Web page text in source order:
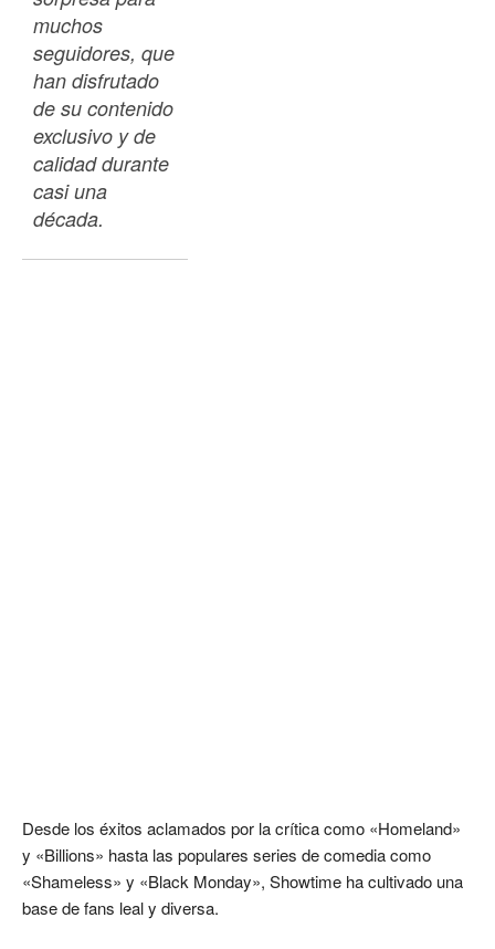
muchos
seguidores, que
han disfrutado
de su contenido
exclusivo y de
calidad durante
casi una
década.
Desde los éxitos aclamados por la crítica como «Homeland»
y «Billions» hasta las populares series de comedia como
«Shameless» y «Black Monday», Showtime ha cultivado una
base de fans leal y diversa.